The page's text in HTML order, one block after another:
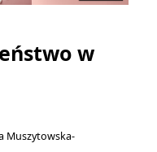
w
Muszytowska-